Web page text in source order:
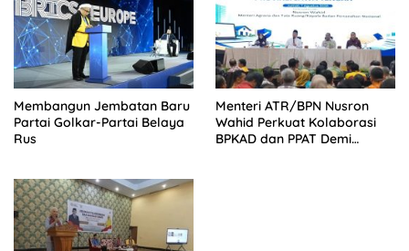
Membangun Jembatan Baru
Partai Golkar-Partai Belaya
Rus
Menteri ATR/BPN Nusron
Wahid Perkuat Kolaborasi
BPKAD dan PPAT Demi